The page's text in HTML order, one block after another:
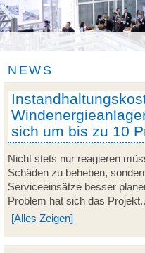
NEWS
sich um bis zu 10
Nicht stets nur reagieren
Schäden zu beheben,
Serviceeinsätze besser
Problem hat sich das
[Alles Zeigen]